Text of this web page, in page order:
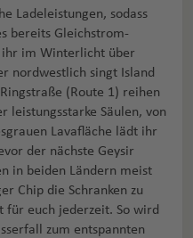
Ladeleistungen, sodass
bereits Gleichstrom-
ihr im Winterlicht über
nordwestlich singt Island
(Route 1) reihen
leistungsstarke Säulen, von
Lavafläche lädt ihr
der nächste Geysir
in beiden Ländern meist
Chip die Schranken zu
für euch jederzeit. So wird
zum entspannten